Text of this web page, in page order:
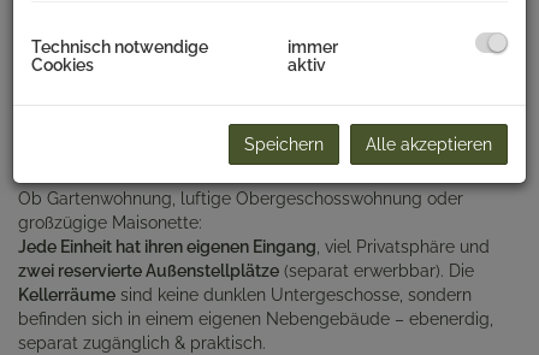
Willkommen in Schörfling am Attersee – willkommen in
drei hochwertige
Eigentumswohnungen mit Zuhause Gefühl.
Ob Gartenwohnung, luftige Obergeschosswohnung oder
großzügige Maisonette:
Jede Einheit hat ihren eigenen Eingang, viel Privatsphäre und
zwei reservierte Außenstellplätze (separat erwerbbar). Die
Kellerräume sind keine dunklen Untergeschosse, sondern
befinden sich in einem eigenen Nebengebäude – ebenerdig,
separat zugänglich & praktisch.
Technisch notwendige
Cookies
immer
aktiv
Speichern Alle akzeptieren